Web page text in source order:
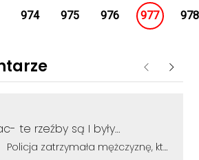
974 975 976 977 978
Poprzednie
te rzeźby są I były
teraz mają ciekawą
Źródło komentarza:
Policja zatrzymała mężczyznę, który dewastował koziołki siekierą! Odcięte elementy zakopał w ogródku